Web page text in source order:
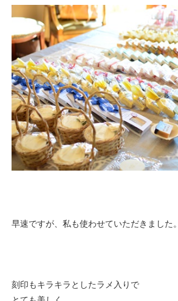
早速ですが、私も使わせていただきました。
刻印もキラキラとしたラメ入りで